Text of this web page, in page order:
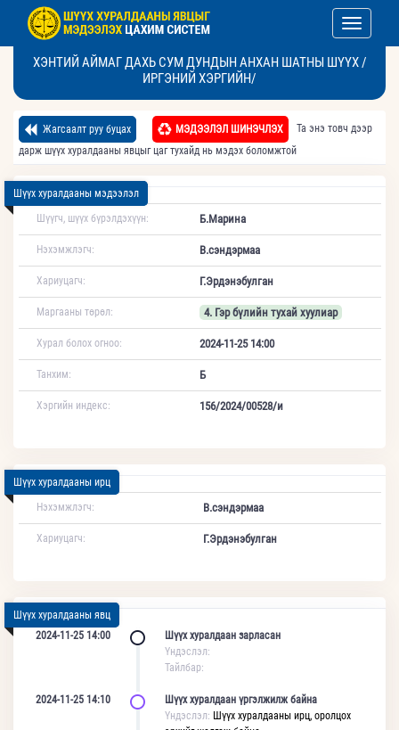
Toggle
ХЭНТИЙ АЙМАГ ДАХЬ СУМ ДУНДЫН АНХАН ШАТНЫ ШҮҮХ /
ИРГЭНИЙ ХЭРГИЙН/
Жагсаалт руу буцах МЭДЭЭЛЭЛ ШИНЭЧЛЭХ
Та энэ товч дээр
дарж шүүх хуралдааны явцыг цаг тухайд нь мэдэх боломжтой
Шүүх хуралдааны мэдээлэл
Шүүгч, шүүх бүрэлдэхүүн:
Б.Марина
Нэхэмжлэгч: В.сэндэрмаа
Хариуцагч: Г.Эрдэнэбулган
Маргааны төрөл: 4. Гэр бүлийн тухай хуулиар
Хурал болох огноо: 2024-11-25 14:00
Танхим: Б
Хэргийн индекс: 156/2024/00528/и
Шүүх хуралдааны ирц
Нэхэмжлэгч:
В.сэндэрмаа
Хариуцагч: Г.Эрдэнэбулган
Шүүх хуралдааны явц
2024-11-25 14:00
Шүүх хуралдаан зарласан
Үндэслэл:
Тайлбар:
2024-11-25 14:10
Шүүх хуралдаан үргэлжилж байна
Үндэслэл: Шүүх хуралдааны ирц, оролцох